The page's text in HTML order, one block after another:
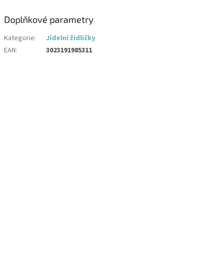
Doplňkové parametry
Kategorie:
Jídelní židličky
EAN: 3023191985311